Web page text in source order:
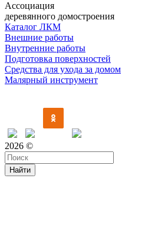
Ассоциация
деревянного домостроения
Каталог ЛКМ
Внешние работы
Внутренние работы
Подготовка поверхностей
Средства для ухода за домом
Малярный инструмент
2026 ©
Найти